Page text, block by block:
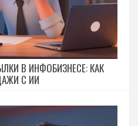
В ИНФОБИЗНЕСЕ: КАК
С ИИ